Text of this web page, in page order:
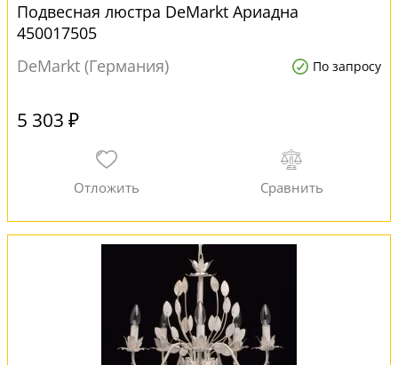
Подвесная люстра DeMarkt Ариадна
450017505
DeMarkt (Германия)
По запросу
5 303 ₽